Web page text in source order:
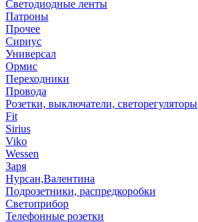
Светодиодные ленты
Патроны
Прочее
Сириус
Универсал
Ормис
Переходники
Провода
Розетки, выключатели, светорегуляторы
Fit
Sirius
Viko
Wessen
Заря
Нурсан,Валентина
Подрозетники, распредкоробки
Светоприбор
Телефонные розетки